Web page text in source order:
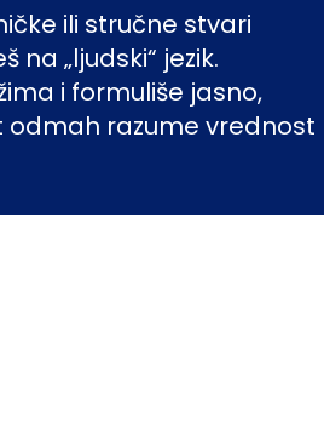
ili stručne stvari
na „ljudski“ jezik.
i formuliše jasno,
odmah razume vrednost